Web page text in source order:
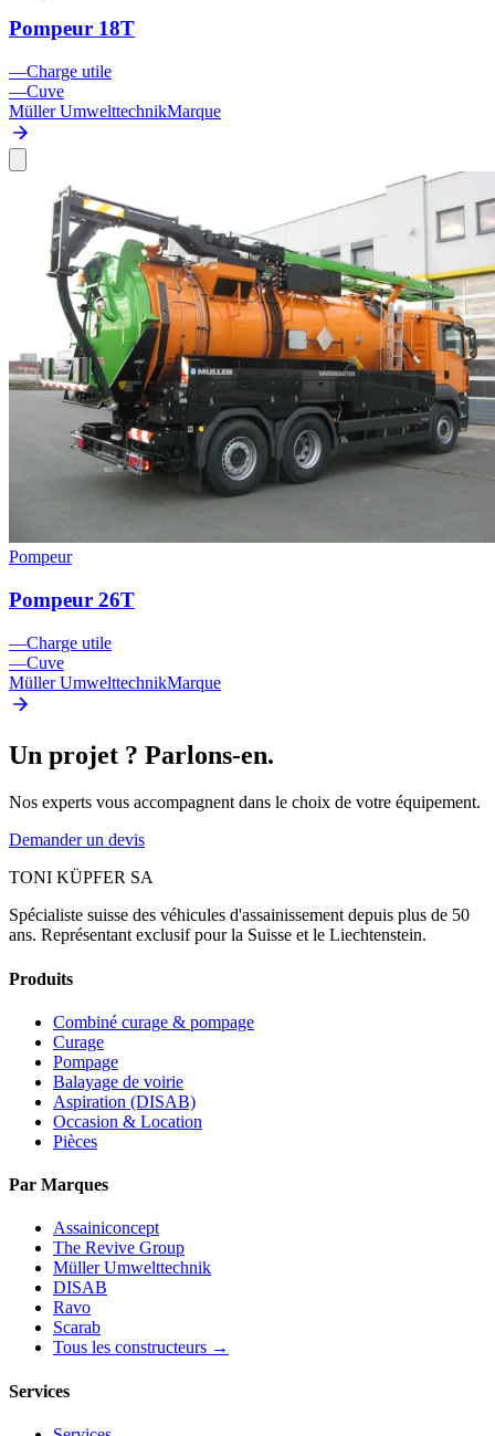
Pompeur 18T
—Charge utile
—Cuve
Müller UmwelttechnikMarque
Pompeur
Pompeur 26T
—Charge utile
—Cuve
Müller UmwelttechnikMarque
Un projet ? Parlons-en.
Nos experts vous accompagnent dans le choix de votre équipement.
Demander un devis
TONI KÜPFER SA
Spécialiste suisse des véhicules d'assainissement depuis plus de 50
ans. Représentant exclusif pour la Suisse et le Liechtenstein.
Produits
Combiné curage & pompage
Curage
Pompage
Balayage de voirie
Aspiration (DISAB)
Occasion & Location
Pièces
Par Marques
Assainiconcept
The Revive Group
Müller Umwelttechnik
DISAB
Ravo
Scarab
Tous les constructeurs →
Services